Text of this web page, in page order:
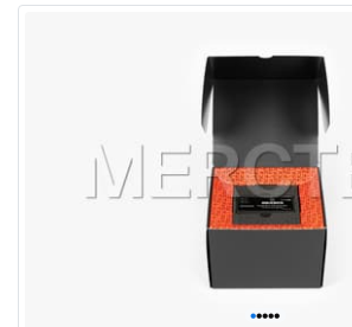
•••••